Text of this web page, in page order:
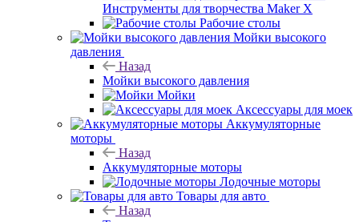
Инструменты для творчества Maker X
Рабочие столы
Мойки высокого
давления
Назад
Мойки высокого давления
Мойки
Аксессуары для моек
Аккумуляторные
моторы
Назад
Аккумуляторные моторы
Лодочные моторы
Товары для авто
Назад